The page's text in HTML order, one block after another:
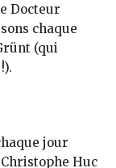
Docteur
chaque
(qui
jour
Huc